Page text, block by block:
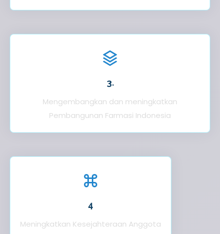
3.
Mengembangkan dan meningkatkan
Pembangunan Farmasi Indonesia
4
Meningkatkan Kesejahteraan Anggota